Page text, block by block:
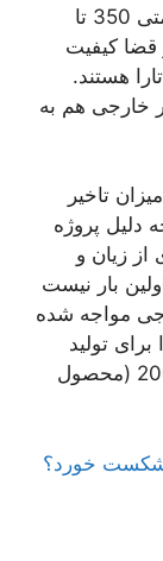
که اتفاقا بخش بزرگی از آنها محدوده قیمتی 350 تا
قضا کیفیت
هستند.
خارجی هم به
تاخیر
دلیل پروژه
از زیان و
بار نیست
مواجه شده
را برای تولید
206 قطع کرد که منجر به ایرانی‌سازی 206 (محصول
شکست خورد؟